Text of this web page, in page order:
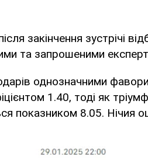
закінчення зустрічі
та запрошеними
однозначними
1.40, тоді як
показником 8.05. Нічия